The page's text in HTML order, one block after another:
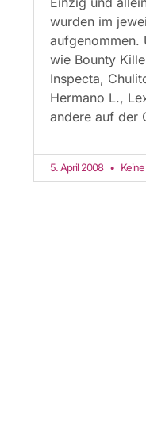
wurden im
aufgenommen.
wie Bounty
Inspecta,
Hermano L.,
andere auf der
5. April 2008